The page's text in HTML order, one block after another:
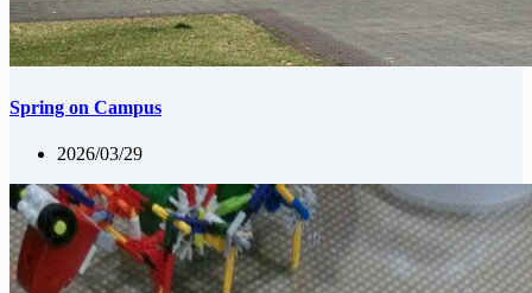
Spring on Campus
2026/03/29